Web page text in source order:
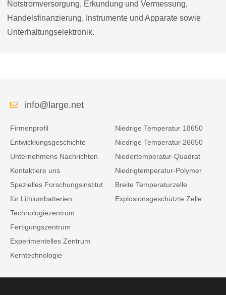
Notstromversorgung, Erkundung und Vermessung,
Handelsfinanzierung, Instrumente und Apparate sowie
Unterhaltungselektronik.
info@large.net
Firmenprofil
Entwicklungsgeschichte
Unternehmens Nachrichten
Kontaktiere uns
Spezielles Forschungsinstitut
für Lithiumbatterien
Technologiezentrum
Fertigungszentrum
Experimentelles Zentrum
Kerntechnologie
Niedrige Temperatur 18650
Niedrige Temperatur 26650
Niedertemperatur-Quadrat
Niedrigtemperatur-Polymer
Breite Temperaturzelle
Explosionsgeschützte Zelle